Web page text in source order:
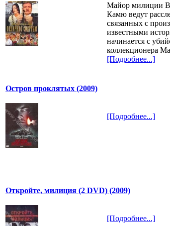
Майор милиции
Камю ведут
связанных с
известными
начинается с
коллекционера
[Подробнее...]
Остров проклятых (2009)
[Подробнее...]
Откройте, милиция (2 DVD) (2009)
[Подробнее...]